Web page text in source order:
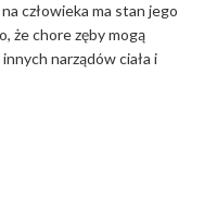
człowieka ma stan jego
że chore zęby mogą
narządów ciała i